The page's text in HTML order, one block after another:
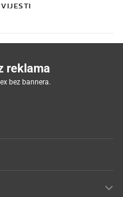
reklama
bez bannera.